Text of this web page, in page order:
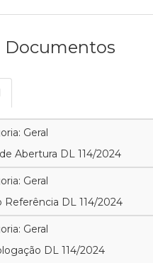
Geral
Abertura DL 114/2024
Geral
Referência DL 114/2024
Geral
DL 114/2024